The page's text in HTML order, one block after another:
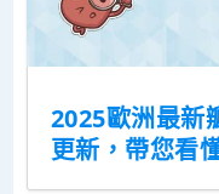
2025歐洲最新
更新，帶您看